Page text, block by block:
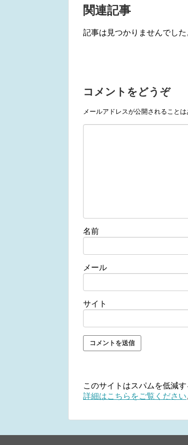
関連記事
記事は見つかりませんでした
コメントをどうぞ
メールアドレスが公開されることは
名前
メール
サイト
このサイトはスパムを低減
詳細はこちらをご覧ください